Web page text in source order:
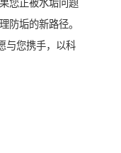
您正被水垢问题
防垢的新路径。
与您携手，以科